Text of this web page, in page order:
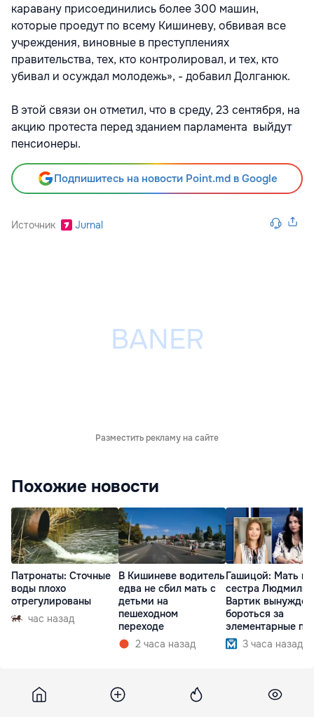
каравану присоединились более 300 машин,
которые проедут по всему Кишиневу, обвивая все
учреждения, виновные в преступлениях
правительства, тех, кто контролировал, и тех, кто
убивал и осуждал молодежь», - добавил Долганюк.
В этой связи он отметил, что в среду, 23 сентября, на
акцию протеста перед зданием парламента выйдут
пенсионеры.
Подпишитесь на новости Point.md в Google
Источник Jurnal
Разместить рекламу на сайте
Похожие новости
Патронаты: Сточные
воды плохо
отрегулированы
час назад
В Кишиневе водитель
едва не сбил мать с
детьми на
пешеходном
переходе
2 часа назад
Гашицой: Мать и
сестра Людмилы
Вартик
бороться за
элементарные
3 часа назад